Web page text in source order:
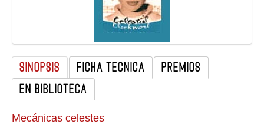
SINOPSIS FICHA TECNICA
PREMIOS
EN BIBLIOTECA
Mecánicas celestes